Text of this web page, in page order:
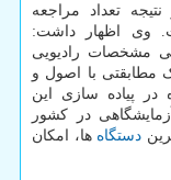
تعداد مراجعه
وی اظهار داشت:
مشخصات رادیویی
مطابقتی با اصول و
در پیاده سازی این
در کشور
دستگاه ها، امکان